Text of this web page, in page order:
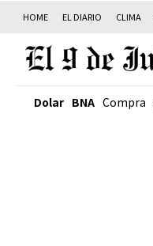
HOME EL DIARIO CLIMA
Dolar BNA Compra